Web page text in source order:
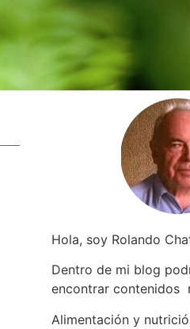
Hola, soy Rolando
Dentro de mi blog
encontrar contenidos
Alimentación y